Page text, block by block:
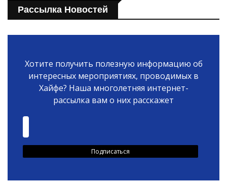
Рассылка Новостей
Хотите получить полезную информацию об
интересных мероприятиях, проводимых в
Хайфе? Наша многолетняя интернет-
рассылка вам о них расскажет